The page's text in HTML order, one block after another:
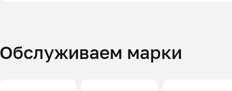
Обслуживаем марки